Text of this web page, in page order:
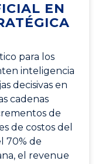
EN
para los
inteligencia
decisivas en
cadenas
de
de costos del
70% de
el revenue